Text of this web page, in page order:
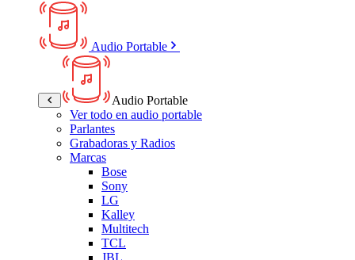
Audio Portable
Audio Portable
Ver todo en audio portable
Parlantes
Grabadoras y Radios
Marcas
Bose
Sony
LG
Kalley
Multitech
TCL
JBL